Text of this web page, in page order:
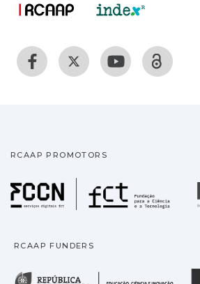
RCAAP PROMOTORS
RCAAP FUNDERS